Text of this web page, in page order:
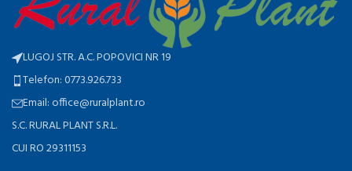
LUGOJ STR. A.C. POPOVICI NR 19
Telefon: 0773.926.733
Email: office@ruralplant.ro
S.C. RURAL PLANT S.R.L.
CUI RO 29311153